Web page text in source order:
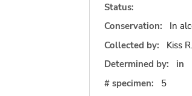
Status:
Conservation:
In
Collected by:
Kiss R.
Determined by:
in
# specimen:
5